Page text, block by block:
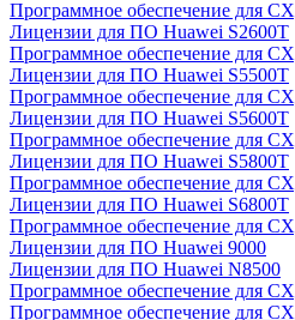
Программное обеспечение для
Лицензии для ПО Huawei S2600T
Программное обеспечение для
Лицензии для ПО Huawei S5500T
Программное обеспечение для
Лицензии для ПО Huawei S5600T
Программное обеспечение для
Лицензии для ПО Huawei S5800T
Программное обеспечение для
Лицензии для ПО Huawei S6800T
Программное обеспечение для
Лицензии для ПО Huawei 9000
Лицензии для ПО Huawei N8500
Программное обеспечение для
Программное обеспечение для